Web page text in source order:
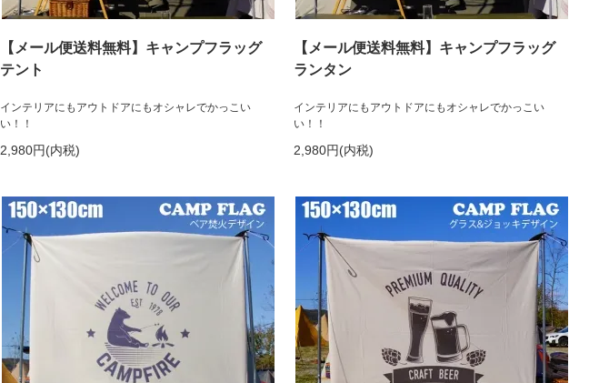
【メール便送料無料】キャンプフラッグ
テント
インテリアにもアウトドアにもオシャレでかっこい
い！！
2,980円(内税)
【メール便送料無料】キャンプフラッグ
ランタン
インテリアにもアウトドアにもオシャレでかっこい
い！！
2,980円(内税)